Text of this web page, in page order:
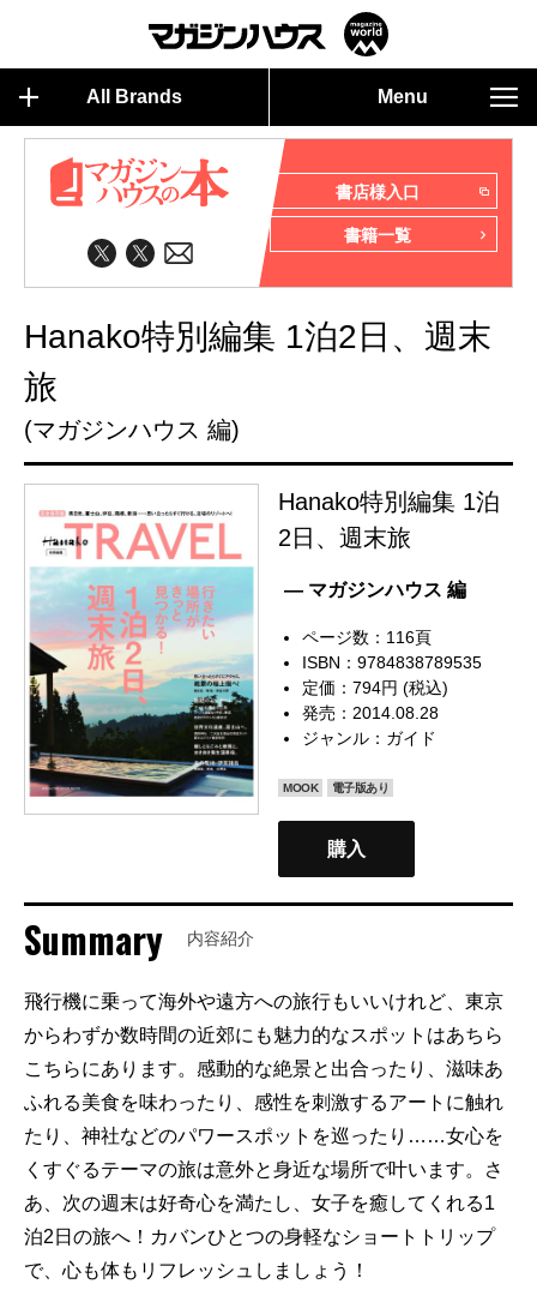
All Brands Menu
書店様入口
書籍一覧
Hanako特別編集 1泊2日、週末
旅
(マガジンハウス 編)
Hanako特別編集 1泊
2日、週末旅
— マガジンハウス 編
ページ数：116頁
ISBN：9784838789535
定価：794円 (税込)
発売：2014.08.28
ジャンル： ガイド
MOOK 電子版あり
購入
Summary 内容紹介
飛行機に乗って海外や遠方への旅行もいいけれど、東京
からわずか数時間の近郊にも魅力的なスポットはあちら
こちらにあります。感動的な絶景と出合ったり、滋味あ
ふれる美食を味わったり、感性を刺激するアートに触れ
たり、神社などのパワースポットを巡ったり……女心を
くすぐるテーマの旅は意外と身近な場所で叶います。さ
あ、次の週末は好奇心を満たし、女子を癒してくれる1
泊2日の旅へ！カバンひとつの身軽なショートトリップ
で、心も体もリフレッシュしましょう！